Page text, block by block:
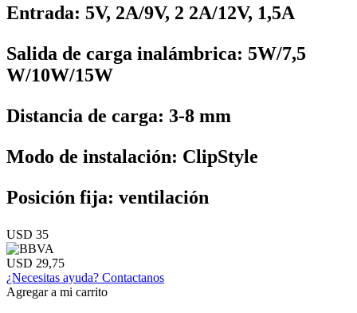
Entrada: 5V, 2A/9V, 2 2A/12V, 1,5A
Salida de carga inalámbrica: 5W/7,5
W/10W/15W
Distancia de carga: 3-8 mm
Modo de instalación: ClipStyle
Posición fija: ventilación
USD 35
USD 29,75
¿Necesitas ayuda? Contactanos
Agregar a mi carrito